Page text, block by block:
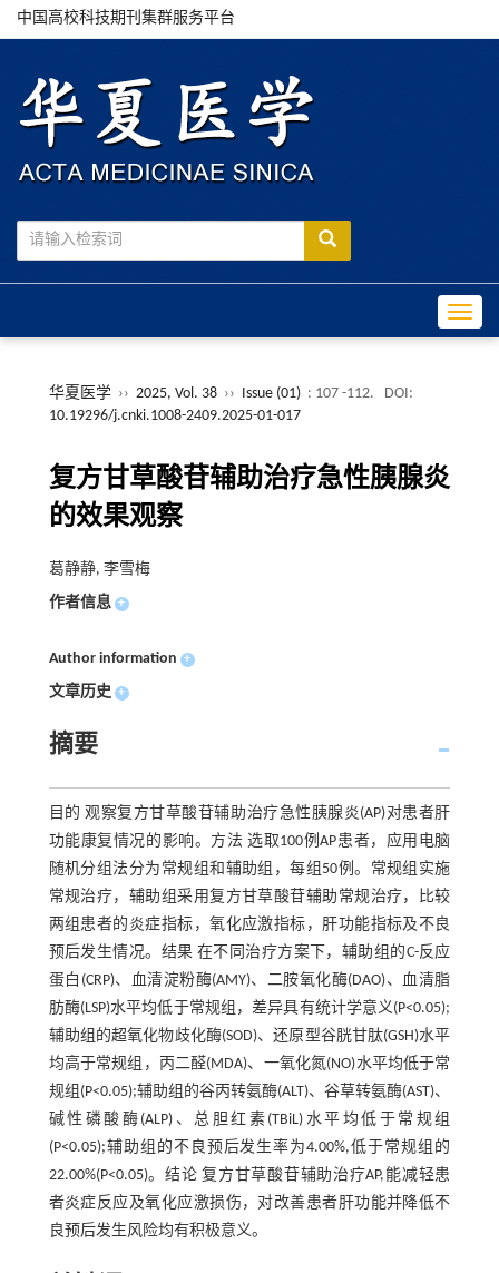
中国高校科技期刊集群服务平台
华夏医学 ›› 2025, Vol. 38 ›› Issue (01) : 107 -112.
DOI:
10.19296/j.cnki.1008-2409.2025-01-017
复方甘草酸苷辅助治疗急性胰腺炎
的效果观察
葛静静, 李雪梅
作者信息 +
Author information +
文章历史 +
摘要
目的 观察复方甘草酸苷辅助治疗急性胰腺炎(AP)对患者肝
功能康复情况的影响。方法 选取100例AP患者，应用电脑
随机分组法分为常规组和辅助组，每组50例。常规组实施
常规治疗，辅助组采用复方甘草酸苷辅助常规治疗，比较
两组患者的炎症指标，氧化应激指标，肝功能指标及不良
预后发生情况。结果 在不同治疗方案下，辅助组的C-反应
蛋白(CRP)、血清淀粉酶(AMY)、二胺氧化酶(DAO)、血清脂
肪酶(LSP)水平均低于常规组，差异具有统计学意义(P<0.05);
辅助组的超氧化物歧化酶(SOD)、还原型谷胱甘肽(GSH)水平
均高于常规组，丙二醛(MDA)、一氧化氮(NO)水平均低于常
规组(P<0.05);辅助组的谷丙转氨酶(ALT)、谷草转氨酶(AST)、
碱性磷酸酶(ALP)、总胆红素(TBiL)水平均低于常规组
(P<0.05);辅助组的不良预后发生率为4.00%,低于常规组的
22.00%(P<0.05)。结论 复方甘草酸苷辅助治疗AP,能减轻患
者炎症反应及氧化应激损伤，对改善患者肝功能并降低不
良预后发生风险均有积极意义。